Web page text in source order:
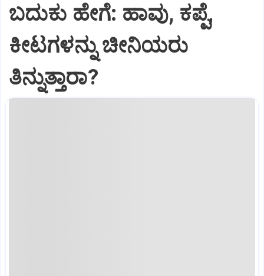
ಬದುಕು ಹೇಗೆ: ಹಾವು, ಕಪ್ಪೆ,
ಕೀಟಗಳನ್ನು ಚೀನಿಯರು
ತಿನ್ನುತ್ತಾರಾ?